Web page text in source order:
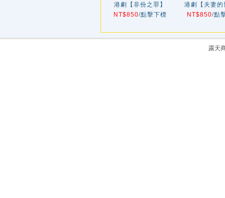
港劇【非份之罪】
2026年
NT$850/點擊下標
港劇【夫妻的
2026年
NT$850/點
露天